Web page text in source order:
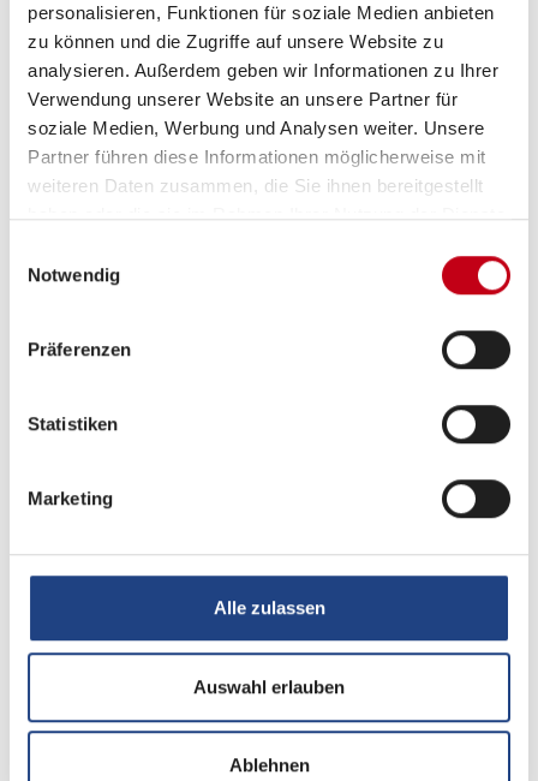
personalisieren, Funktionen für soziale Medien anbieten
zu können und die Zugriffe auf unsere Website zu
analysieren. Außerdem geben wir Informationen zu Ihrer
Verwendung unserer Website an unsere Partner für
soziale Medien, Werbung und Analysen weiter. Unsere
Partner führen diese Informationen möglicherweise mit
weiteren Daten zusammen, die Sie ihnen bereitgestellt
haben oder die sie im Rahmen Ihrer Nutzung der Dienste
Notwendig
Präferenzen
Statistiken
Marketing
Alle zulassen
Auswahl erlauben
Ablehnen
Sitzgruppe L-Sitzgruppe
Infrastruktur WC
Betten Einzelbett, Hubbett
Beschreibung
2x sofort verfügbar!